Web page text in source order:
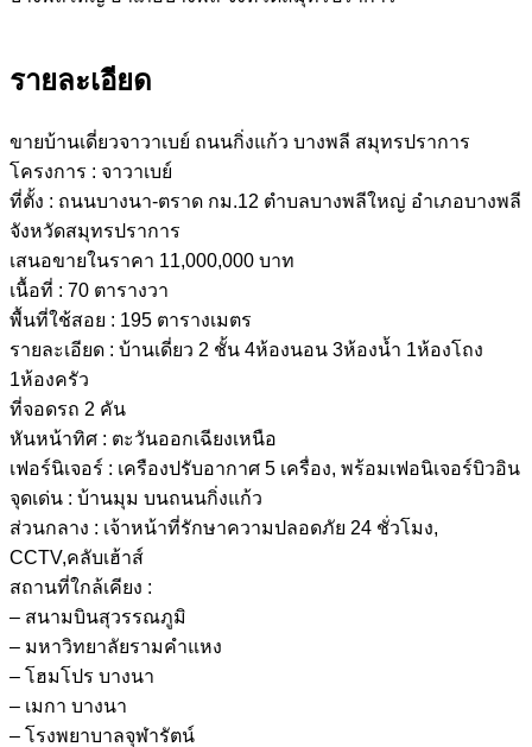
รายละเอียด
ขายบ้านเดี่ยวจาวาเบย์ ถนนกิ่งแก้ว บางพลี สมุทรปราการ
โครงการ : จาวาเบย์
ที่ตั้ง : ถนนบางนา-ตราด กม.12 ตำบลบางพลีใหญ่ อำเภอบางพลี
จังหวัดสมุทรปราการ
เสนอขายในราคา 11,000,000 บาท
เนื้อที่ : 70 ตารางวา
พื้นที่ใช้สอย : 195 ตารางเมตร
รายละเอียด : บ้านเดี่ยว 2 ชั้น 4ห้องนอน 3ห้องน้ำ 1ห้องโถง
1ห้องครัว
ที่จอดรถ 2 คัน
หันหน้าทิศ : ตะวันออกเฉียงเหนือ
เฟอร์นิเจอร์ : เครืองปรับอากาศ 5 เครื่อง, พร้อมเฟอนิเจอร์บิวอิน
จุดเด่น : บ้านมุม บนถนนกิ่งแก้ว
ส่วนกลาง : เจ้าหน้าที่รักษาความปลอดภัย 24 ชั่วโมง,
CCTV,คลับเฮ้าส์
สถานที่ใกล้เคียง :
– สนามบินสุวรรณภูมิ
– มหาวิทยาลัยรามคำแหง
– โฮมโปร บางนา
– เมกา บางนา
– โรงพยาบาลจุฬารัตน์